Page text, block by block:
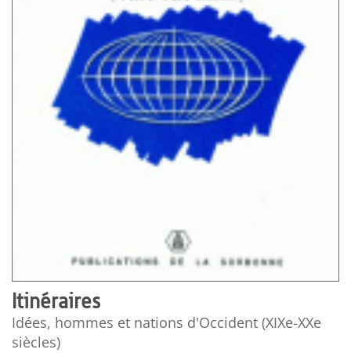
Itinéraires
Idées, hommes et nations d'Occident (XIXe-XXe
siècles)